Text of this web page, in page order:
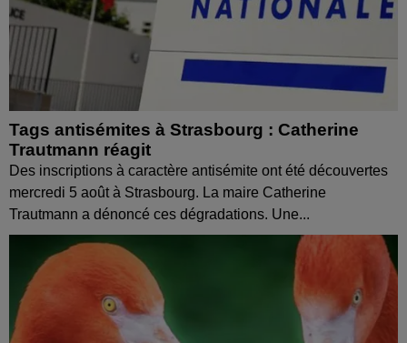
Tags antisémites à Strasbourg : Catherine
Trautmann réagit
Des inscriptions à caractère antisémite ont été découvertes
mercredi 5 août à Strasbourg. La maire Catherine
Trautmann a dénoncé ces dégradations. Une...